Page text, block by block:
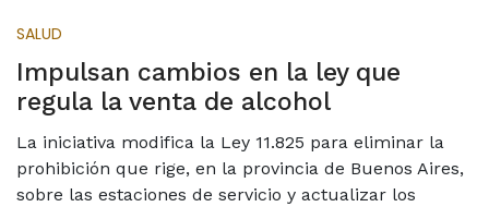
SALUD
Impulsan cambios en la ley que
regula la venta de alcohol
La iniciativa modifica la Ley 11.825 para eliminar la
prohibición que rige, en la provincia de Buenos Aires,
sobre las estaciones de servicio y actualizar los